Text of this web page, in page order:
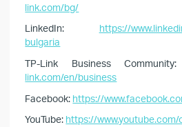
link.com/bg/
LinkedIn: https://
bulgaria
TP-Link Business
link.com/en/business
Facebook: https://
YouTube: https://www.youtube.com/